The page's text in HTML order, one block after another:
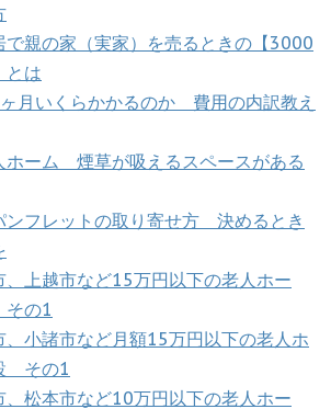
で親の家（実家）を売るときの【3000
とは
月いくらかかるのか 費用の内訳教え
ホーム 煙草が吸えるスペースがある
フレットの取り寄せ方 決めるとき
、上越市など15万円以下の老人ホー
の1
、小諸市など月額15万円以下の老人ホ
その1
、松本市など10万円以下の老人ホー